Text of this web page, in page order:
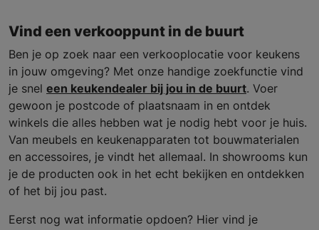
Vind een verkooppunt in de buurt
Ben je op zoek naar een verkooplocatie voor keukens
in jouw omgeving? Met onze handige zoekfunctie vind
je snel een keukendealer bij jou in de buurt. Voer
gewoon je postcode of plaatsnaam in en ontdek
winkels die alles hebben wat je nodig hebt voor je huis.
Van meubels en keukenapparaten tot bouwmaterialen
en accessoires, je vindt het allemaal. In showrooms kun
je de producten ook in het echt bekijken en ontdekken
of het bij jou past.
Eerst nog wat informatie opdoen? Hier vind je